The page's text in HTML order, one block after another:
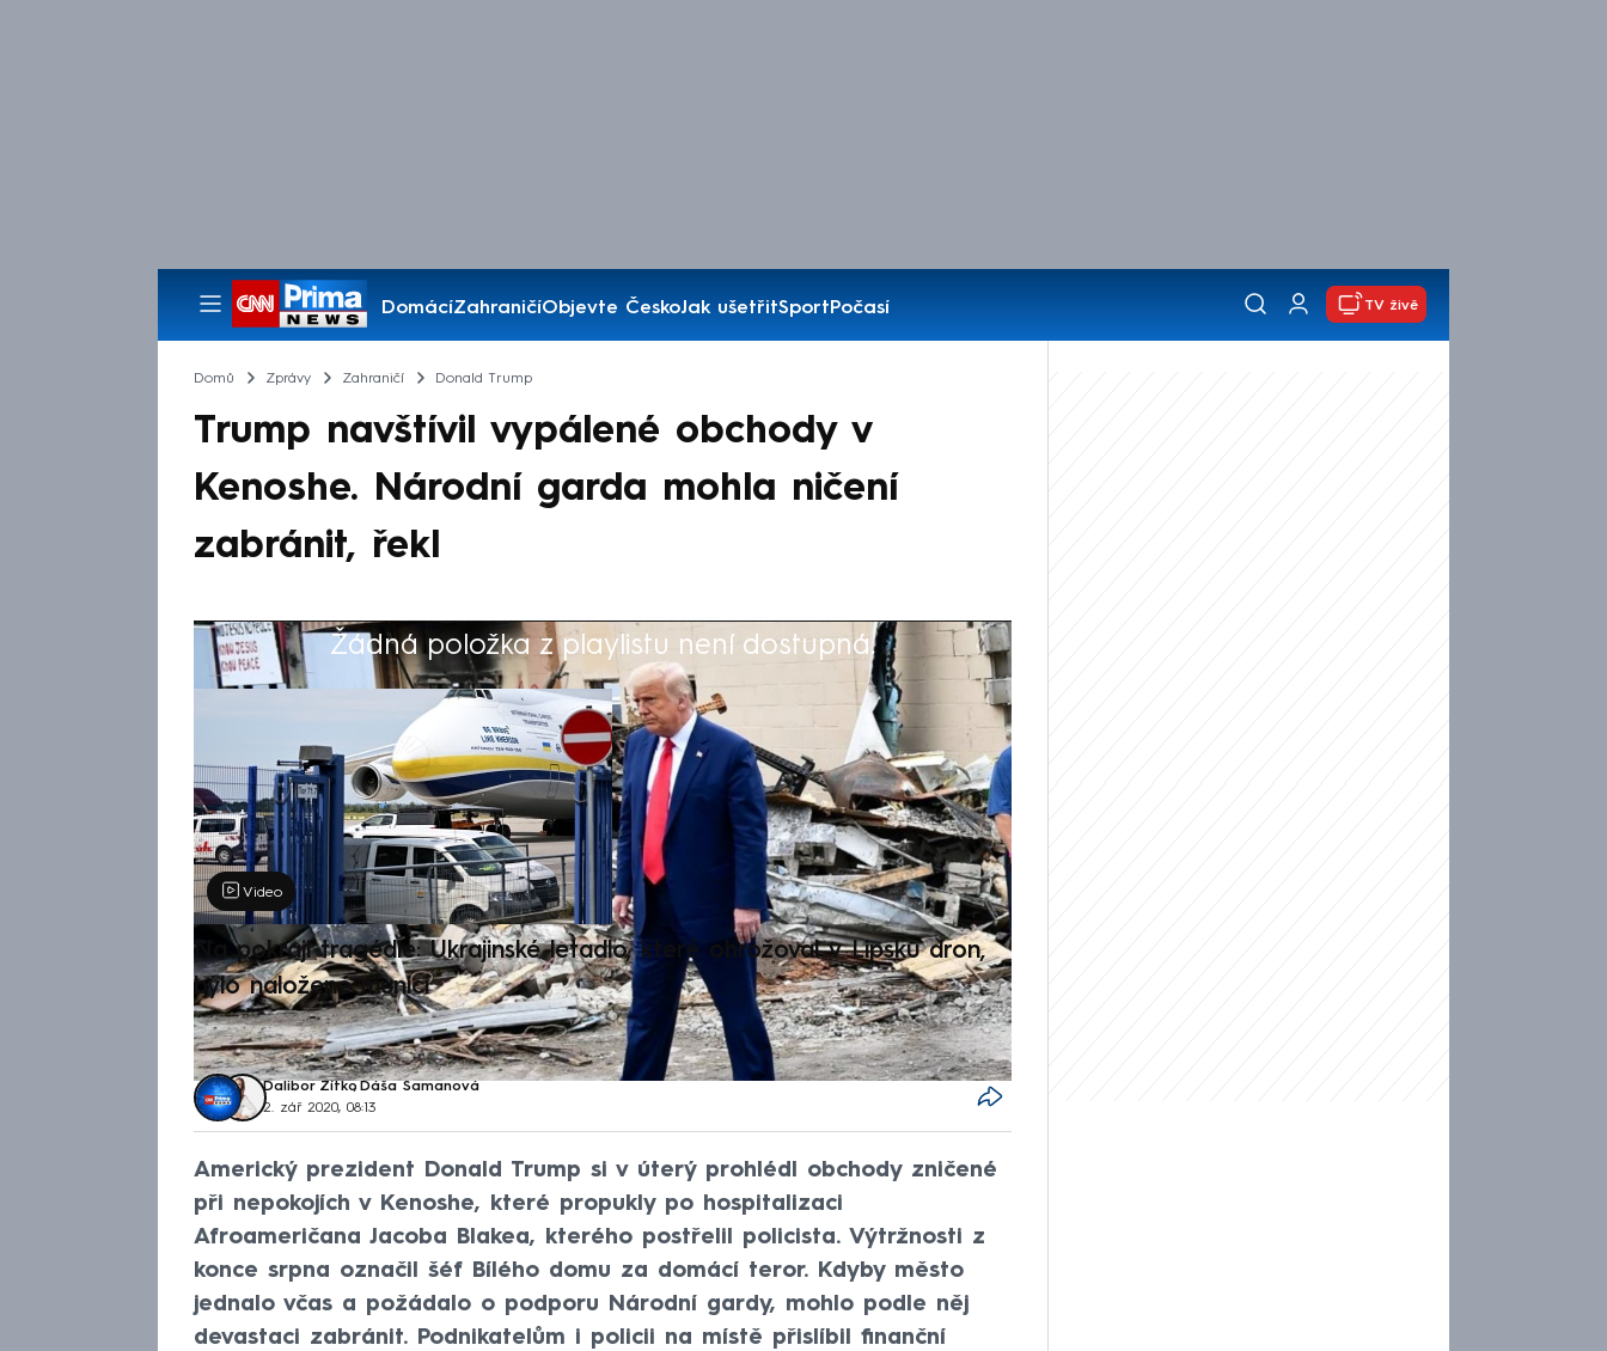
DomácíZahraničíObjevte ČeskoJak ušetřitSportPočasí
Pořady
TV živě
Domů Zprávy Zahraničí Donald Trump
Trump navštívil vypálené obchody v
Kenoshe. Národní garda mohla ničení
zabránit, řekl
Žádná položka z playlistu není dostupná.
Výběr redakce
Video
Na pokraji tragédie: Ukrajinské letadlo, které ohrožoval v Lipsku dron,
bylo naložené municí
Dalibor Zítko, Dáša Šamanová
2. zář 2020, 08:13
Americký prezident Donald Trump si v úterý prohlédl obchody zničené
při nepokojích v Kenoshe, které propukly po hospitalizaci
Afroameričana Jacoba Blakea, kterého postřelil policista. Výtržnosti z
konce srpna označil šéf Bílého domu za domácí teror. Kdyby město
jednalo včas a požádalo o podporu Národní gardy, mohlo podle něj
devastaci zabránit. Podnikatelům i policii na místě přislíbil finanční